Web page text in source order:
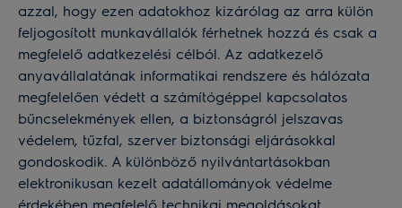
azzal, hogy ezen adatokhoz kizárólag az arra külön
feljogosított munkavállalók férhetnek hozzá és csak a
megfelelő adatkezelési célból. Az adatkezelő
anyavállalatának informatikai rendszere és hálózata
megfelelően védett a számítógéppel kapcsolatos
bűncselekmények ellen, a biztonságról jelszavas
védelem, tűzfal, szerver biztonsági eljárásokkal
gondoskodik. A különböző nyilvántartásokban
elektronikusan kezelt adatállományok védelme
érdekében megfelelő technikai megoldásokat